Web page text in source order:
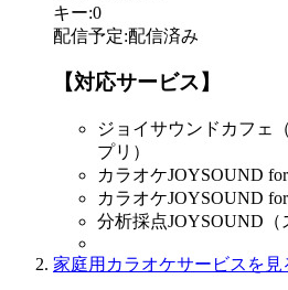
キー:0
配信予定:配信済み
【対応サービス】
ジョイサウンドカフェ
プリ）
カラオケJOYSOUND
カラオケJOYSOUND for
分析採点JOYSOUND（
家庭用カラオケサービスを見